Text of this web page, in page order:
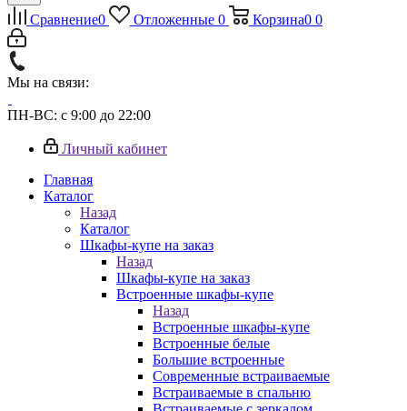
Сравнение0 Отложенные 0 Корзина0 0
Мы на связи:
ПН-ВС: с 9:00 до 22:00
Личный кабинет
Главная
Каталог
Назад
Каталог
Шкафы-купе на заказ
Назад
Шкафы-купе на заказ
Встроенные шкафы-купе
Назад
Встроенные шкафы-купе
Встроенные белые
Большие встроенные
Современные встраиваемые
Встраиваемые в спальню